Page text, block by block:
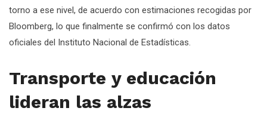
torno a ese nivel, de acuerdo con estimaciones recogidas por
Bloomberg, lo que finalmente se confirmó con los datos
oficiales del Instituto Nacional de Estadísticas.
Transporte y educación
lideran las alzas